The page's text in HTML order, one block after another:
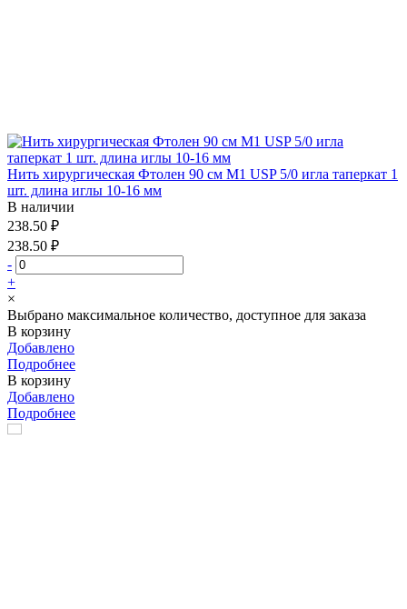
Нить хирургическая Фтолен 90 см М1 USP 5/0 игла таперкат 1
шт. длина иглы 10-16 мм
В наличии
238.50 ₽
238.50 ₽
-
+
×
Выбрано максимальное количество, доступное для заказа
В корзину
Добавлено
Подробнее
В корзину
Добавлено
Подробнее